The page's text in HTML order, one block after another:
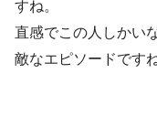
すね。
直感でこの人しかい
敵なエピソードですね